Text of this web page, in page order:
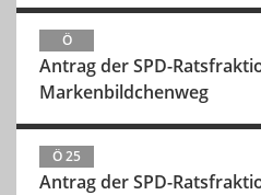
Ö
Antrag der SPD-
Markenbildchenweg
Ö 25
Antrag der SPD-